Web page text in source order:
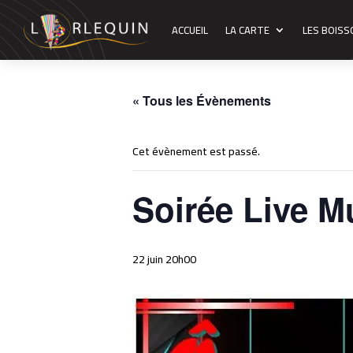
ACCUEIL LA CARTE LES
« Tous les Évènements
Cet évènement est passé.
Soirée Live
22 juin 20h00